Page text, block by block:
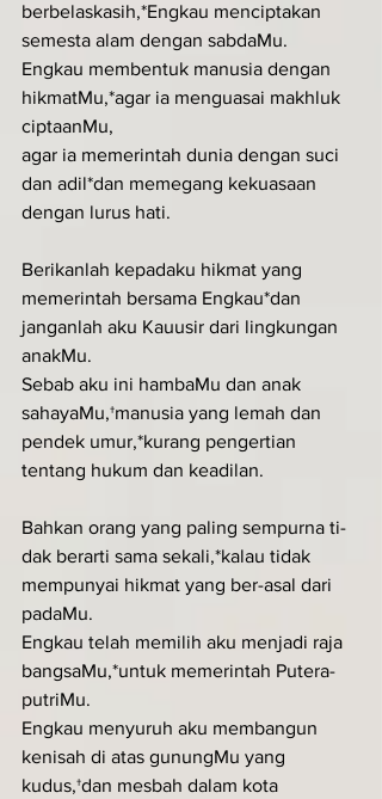
berbelaskasih,*Engkau menciptakan
semesta alam dengan sabdaMu.
Engkau membentuk manusia dengan
hikmatMu,*agar ia menguasai makhluk
ciptaanMu,
agar ia memerintah dunia dengan suci
dan adil*dan memegang kekuasaan
dengan lurus hati.
Berikanlah kepadaku hikmat yang
memerintah bersama Engkau*dan
janganlah aku Kauusir dari lingkungan
anakMu.
Sebab aku ini hambaMu dan anak
sahayaMu,†manusia yang lemah dan
pendek umur,*kurang pengertian
tentang hukum dan keadilan.
Bahkan orang yang paling sempurna ti-
dak berarti sama sekali,*kalau tidak
mempunyai hikmat yang ber-asal dari
padaMu.
Engkau telah memilih aku menjadi raja
bangsaMu,*untuk memerintah Putera-
putriMu.
Engkau menyuruh aku membangun
kenisah di atas gunungMu yang
kudus,†dan mesbah dalam kota